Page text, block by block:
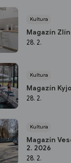
Kultura
Magazín
28. 2.
Kultura
Magazín
28. 2.
Kultura
Magazín
2. 2026
28. 2.